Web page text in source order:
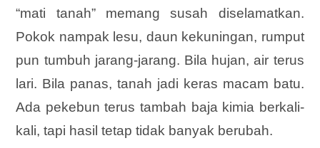
“mati tanah” memang susah diselamatkan.
Pokok nampak lesu, daun kekuningan, rumput
pun tumbuh jarang-jarang. Bila hujan, air terus
lari. Bila panas, tanah jadi keras macam batu.
Ada pekebun terus tambah baja kimia berkali-
kali, tapi hasil tetap tidak banyak berubah.